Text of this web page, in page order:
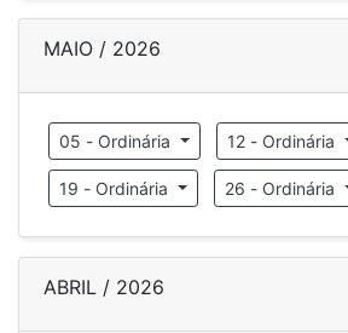
MAIO / 2026
05 - Ordinária 12 - Ordinária
19 - Ordinária 26 - Ordinária
ABRIL / 2026